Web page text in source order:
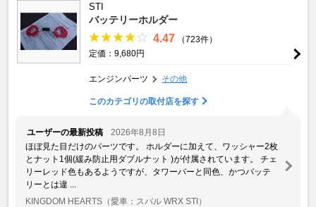
STI
バッテリーホルダー
4.47
（723件）
定価：9,680円
エンジンパーツ その他
このカテゴリの取付店を探す
ユーザーの最新投稿
2026年8月8日
ほぼ見た目だけのパーツです。 ホルダーに加えて、ワッシャー2枚
とナット1個(緩み防止用ダブルナット )が付属されています。 チェ
リーレッド色もあるようですが、タワーバーと同色、かつバッテ
リーとは違 ...
KINGDOM HEARTS （愛車：スバル WRX STI）